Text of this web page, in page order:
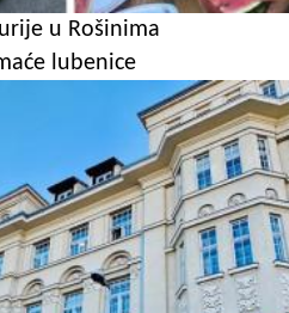
u Rošinima
lubenice